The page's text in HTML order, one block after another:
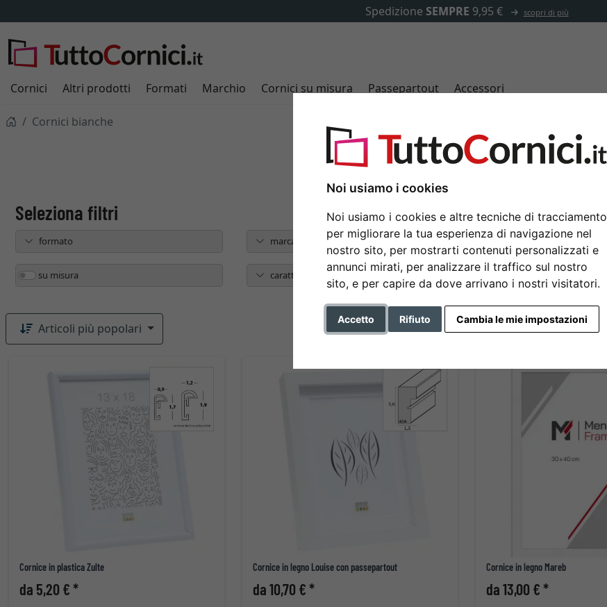
Noi usiamo i cookies
Noi usiamo i cookies e altre tecniche di tracciamento
per migliorare la tua esperienza di navigazione nel
nostro sito, per mostrarti contenuti personalizzati e
annunci mirati, per analizzare il traffico sul nostro
sito, e per capire da dove arrivano i nostri visitatori.
Accetto Rifiuto Cambia le mie impostazioni
✓500.000 articoli tra cui scegliere
Cornici Altri prodotti Formati Marchio Cornici su misura Passepartout Accessori
Cornici bianche
Cornici bianche
formato marca tipo di cornice
su misura caratteristica larghezza del profilo
Articoli più popolari
Cornice in plastica Zulte
da 5,20 € *
Cornice in legno Louise con passepartout
da 10,70 € *
Cornice in legno Mareb
da 13,00 € *